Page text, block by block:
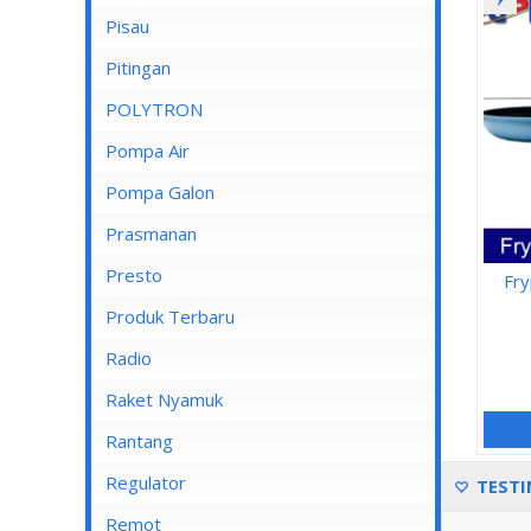
Lampu Spotlight
Pisau
Pitingan
POLYTRON
Pompa Air
Pompa Air Panasonic
Pompa Air Shimizu
Pompa Galon
Prasmanan
Presto
Produk Terbaru
Radio
Raket Nyamuk
Rantang
Regulator
Remot